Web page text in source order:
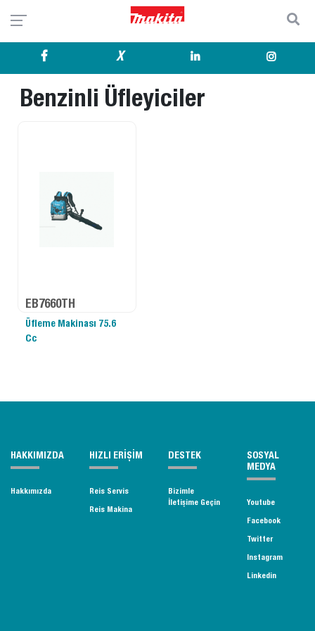
X
Benzinli Üfleyiciler
EB7660TH
Üfleme Makinası 75.6
Cc
HAKKIMIZDA
Hakkımızda
HIZLI ERİŞİM
Reis Servis
Reis Makina
DESTEK
Bizimle
İletişime Geçin
SOSYAL
MEDYA
Youtube
Facebook
Twitter
Instagram
Linkedin